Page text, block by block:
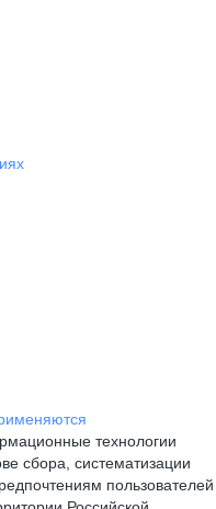
технологии
сбора, систематизации
пользователей